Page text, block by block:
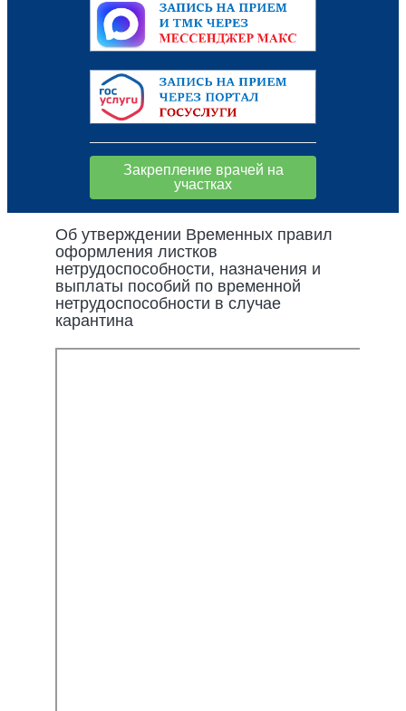
Закрепление врачей на
участках
Об утверждении Временных правил
оформления листков
нетрудоспособности, назначения и
выплаты пособий по временной
нетрудоспособности в случае
карантина